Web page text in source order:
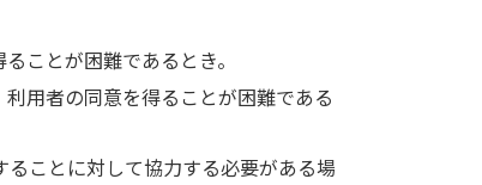
ことが困難であるとき。
用者の同意を得ることが困難である
ことに対して協力する必要がある場